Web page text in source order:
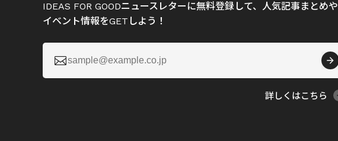
IDEAS FOR GOODニュースレターに無料登録して、人気記事まとめや
イベント情報をGETしよう！

詳しくはこちら